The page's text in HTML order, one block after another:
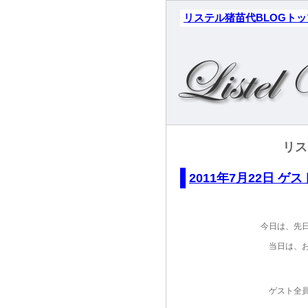
リステル猪苗代BLOGト
リ
2011年7月22日 ゲス
今日は、先
当日は、
ゲスト全